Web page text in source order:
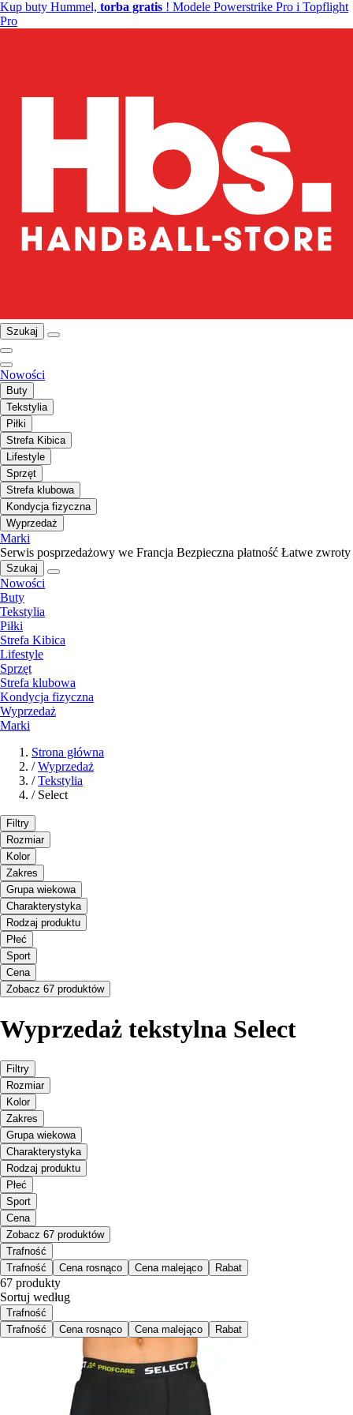
Kup buty Hummel, torba gratis ! Modele Powerstrike Pro i Topflight
Pro
Szukaj
Nowości
Buty
Tekstylia
Piłki
Strefa Kibica
Lifestyle
Sprzęt
Strefa klubowa
Kondycja fizyczna
Wyprzedaż
Marki
Serwis posprzedażowy we Francja Bezpieczna płatność Łatwe zwroty
Szukaj
Nowości
Buty
Tekstylia
Piłki
Strefa Kibica
Lifestyle
Sprzęt
Strefa klubowa
Kondycja fizyczna
Wyprzedaż
Marki
Strona główna
/ Wyprzedaż
/ Tekstylia
/ Select
Filtry
Rozmiar
Kolor
Zakres
Grupa wiekowa
Charakterystyka
Rodzaj produktu
Płeć
Sport
Cena
Zobacz 67 produktów
Wyprzedaż tekstylna Select
Filtry
Rozmiar
Kolor
Zakres
Grupa wiekowa
Charakterystyka
Rodzaj produktu
Płeć
Sport
Cena
Zobacz 67 produktów
Trafność
Trafność
Cena rosnąco Cena malejąco Rabat
67 produkty
Sortuj według
Trafność
Trafność
Cena rosnąco Cena malejąco Rabat